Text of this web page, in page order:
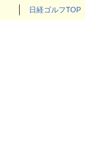
日経ゴルフTOP